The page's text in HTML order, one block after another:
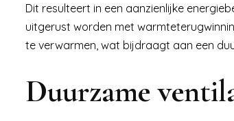
Dit resulteert in een aanzienlijke
uitgerust worden met
te verwarmen, wat bijdraagt aan een
Duurzame